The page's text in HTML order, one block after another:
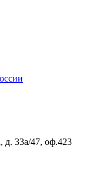
д. 33а/47, оф.423